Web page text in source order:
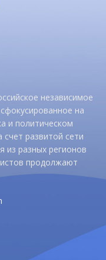
независимое
на
и политическом
счет развитой сети
из разных регионов
продолжают